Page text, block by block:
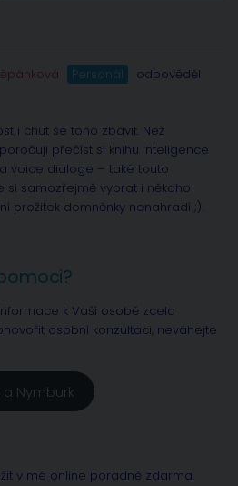
Personál
odpověděl
i chut se toho zbavit. Než
přečíst si knihu Inteligence
voice dialoge – také touto
samozřejmě vybrat i někoho
prožitek domněnky nenahradí ;).
k Vaší osobě zcela
osobní konzultaci, neváhejte
Nymburk
v mé online poradně zdarma.